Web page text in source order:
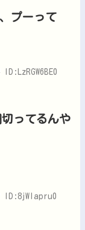
プーって
ってるんや
ID:8jWlapru0